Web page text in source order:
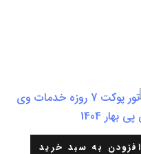
افزودن به سبد خرید